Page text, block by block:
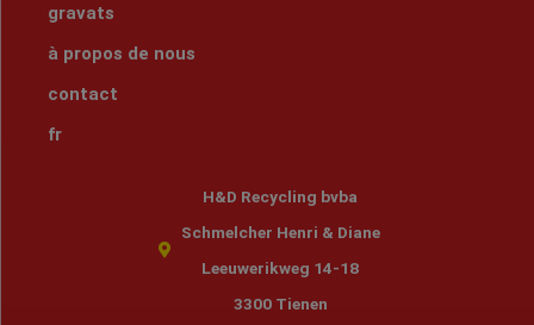
gravats
à propos de nous
contact
fr
H&D Recycling bvba
Schmelcher Henri & Diane
Leeuwerikweg 14-18
3300 Tienen